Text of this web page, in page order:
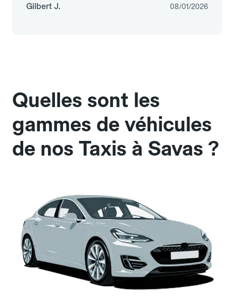
Gilbert J. 08/01/2026
Quelles sont les
gammes de véhicules
de nos Taxis à Savas ?